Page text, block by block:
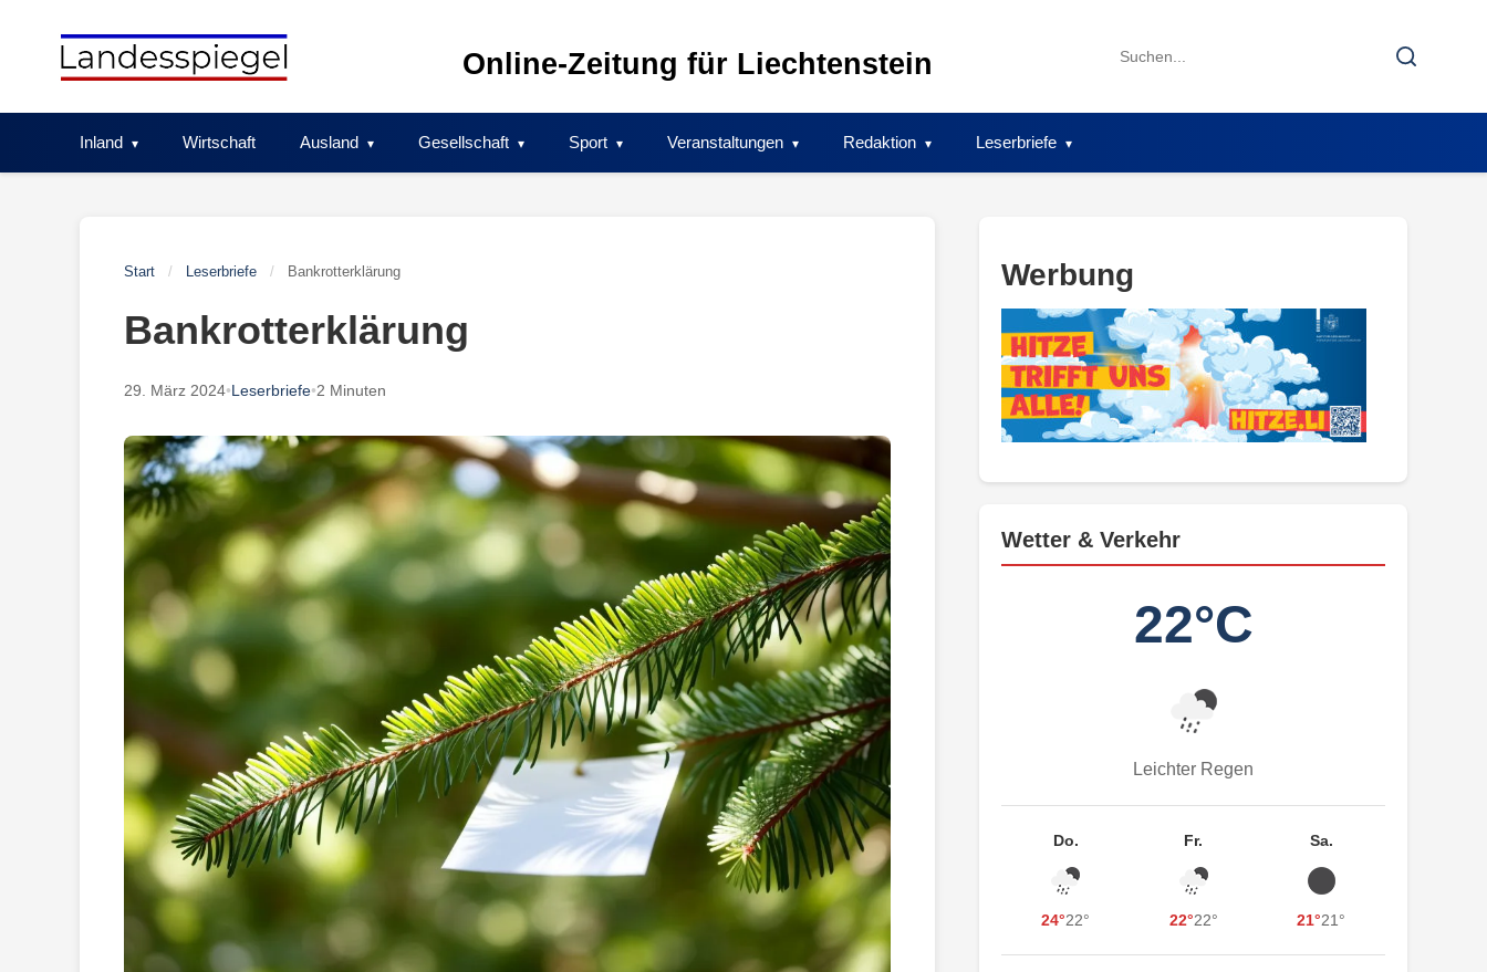
Online-Zeitung für Liechtenstein
Search
Search
Inland Wirtschaft Ausland Gesellschaft Sport Veranstaltungen Redaktion Leserbriefe
Start / Leserbriefe / Bankrotterklärung
Bankrotterklärung
29. März 2024•Leserbriefe•2 Minuten
Werbung
Wetter & Verkehr
22°C
Leichter Regen
Do.
24°22°
Fr.
22°22°
Sa.
21°21°